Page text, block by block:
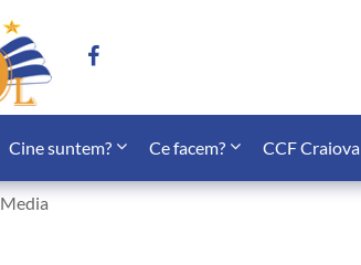
Cine suntem? Ce facem? CCF Craiova
Media